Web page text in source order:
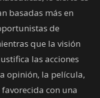
basadas más en
de
que la visión
las acciones
opinión, la película,
con una